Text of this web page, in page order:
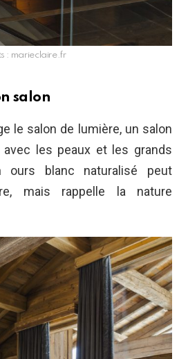
: marieclaire.fr
salon
le salon de lumière, un salon
les peaux et les grands
ours blanc naturalisé peut
mais rappelle la nature